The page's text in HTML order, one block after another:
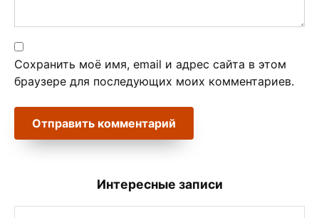
Сохранить моё имя, email и адрес сайта в этом
браузере для последующих моих комментариев.
Интересные записи